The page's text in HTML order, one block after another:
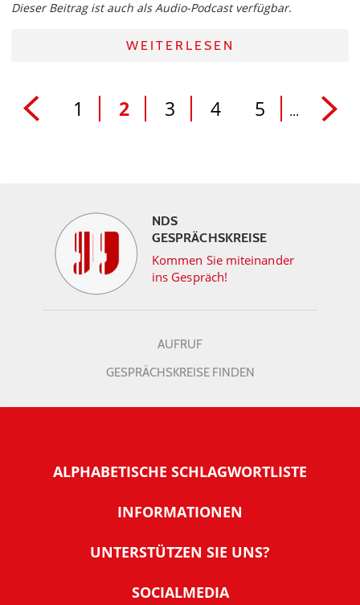
Dieser Beitrag ist auch als Audio-Podcast verfügbar.
WEITERLESEN
1 2 3 4 5 ...
NDS
GESPRÄCHSKREISE
Kommen Sie miteinander
ins Gespräch!
AUFRUF
GESPRÄCHSKREISE FINDEN
ALPHABETISCHE SCHLAGWORTLISTE
INFORMATIONEN
Warum NachDenkSeiten
Tipps zur Nutzung der NachDenkSeiten
UNTERSTÜTZEN SIE UNS?
SOCIALMEDIA